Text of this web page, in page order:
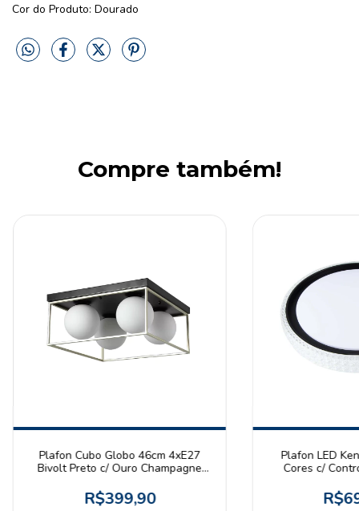
Cor do Produto: Dourado
Compre também!
Plafon Cubo Globo 46cm 4xE27
Bivolt Preto c/ Ouro Champagne
R$399,90
Plafon LED
Cores c/